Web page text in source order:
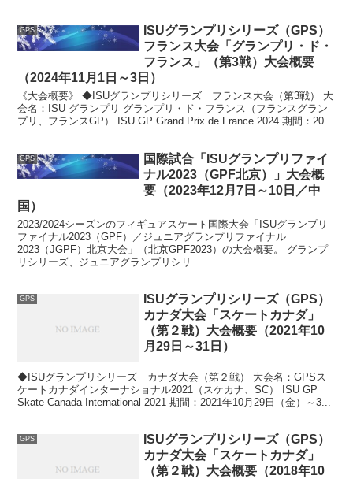
GPS
ISUグランプリシリーズ（GPS）
フランス大会「グランプリ・ド・
フランス」（第3戦）大会概要
（2024年11月1日～3日）
《大会概要》 ◆ISUグランプリシリーズ フランス大会（第3戦） 大
会名：ISU グランプリ グランプリ・ド・フランス（フランスグラン
プリ、フランスGP） ISU GP Grand Prix de France 2024 期間：20...
GPS
国際試合「ISUグランプリファイ
ナル2023（GPF北京）」大会概
要（2023年12月7日～10日／中
国）
2023/2024シーズンのフィギュアスケート国際大会「ISUグランプリ
ファイナル2023（GPF）／ジュニアグランプリファイナル
2023（JGPF）北京大会」（北京GPF2023）の大会概要。 グランプ
リシリーズ、ジュニアグランプリシリ...
GPS
ISUグランプリシリーズ（GPS）
カナダ大会「スケートカナダ」
（第２戦）大会概要（2021年10
月29日～31日）
◆ISUグランプリシリーズ カナダ大会（第２戦） 大会名：GPSス
ケートカナダインターナショナル2021（スケカナ、SC） ISU GP
Skate Canada International 2021 期間：2021年10月29日（金）～3...
GPS
ISUグランプリシリーズ（GPS）
カナダ大会「スケートカナダ」
（第２戦）大会概要（2018年10